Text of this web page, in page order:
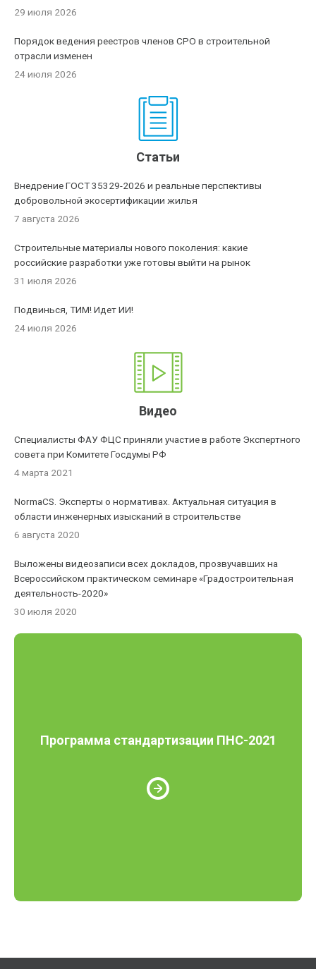
29 июля 2026
Порядок ведения реестров членов СРО в строительной
отрасли изменен
24 июля 2026
Статьи
Внедрение ГОСТ 35329-2026 и реальные перспективы
добровольной экосертификации жилья
7 августа 2026
Строительные материалы нового поколения: какие
российские разработки уже готовы выйти на рынок
31 июля 2026
Подвинься, ТИМ! Идет ИИ!
24 июля 2026
Видео
Специалисты ФАУ ФЦС приняли участие в работе Экспертного
совета при Комитете Госдумы РФ
4 марта 2021
NormaCS. Эксперты о нормативах. Актуальная ситуация в
области инженерных изысканий в строительстве
6 августа 2020
Выложены видеозаписи всех докладов, прозвучавших на
Всероссийском практическом семинаре «Градостроительная
деятельность-2020»
30 июля 2020
Программа стандартизации ПНС-2021